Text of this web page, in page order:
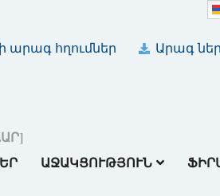
արագ հղումներ Արագ
ԱՋԱԿՑՈՒԹՅՈՒՆ